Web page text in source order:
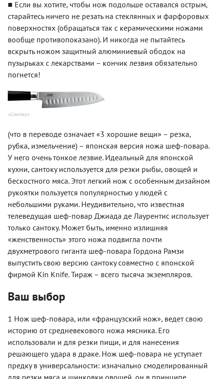
■ Если вы хотите, чтобы нож подольше оставался острым,
старайтесь ничего не резать на стеклянных и фарфоровых
поверхностях (обращаться так с керамическими ножами
вообще противопоказано). И никогда не пытайтесь
вскрыть ножом защитный алюминиевый ободок на
пузырьках с лекарствами – кончик лезвия обязательно
погнется!
«Сантоку»
(что в переводе означает «3 хорошие вещи» – резка,
рубка, измельчение) – японская версия ножа шеф-повара.
У него очень тонкое лезвие. Идеальный для японской
кухни, сантоку используется для резки рыбы, овощей и
бескостного мяса. Этот легкий нож с особенным дизайном
рукоятки пользуется популярностью у людей с
небольшими руками. Неудивительно, что известная
телеведущая шеф-повар Джиада де Лаурентис использует
только сантоку. Может быть, именно излишняя
«женственность» этого ножа подвигла почти
двухметрового гиганта шеф-повара Гордона Рамзи
выпустить свою версию сантоку совместно с японской
фирмой Kin Knife. Тираж – всего тысяча экземпляров.
Ваш выбор
1 Нож шеф-повара, или «французский нож», ведет свою
историю от средневекового ножа мясника. Его
использовали и для резки пищи, и для нанесения
решающего удара в драке. Нож шеф-повара не уступает
предку в универсальности: изначально смоделированный
для резки мяса и шинковки овощей, он в принципе